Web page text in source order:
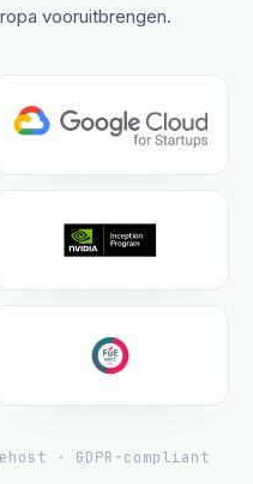
vooruitbrengen.
· GDPR-compliant